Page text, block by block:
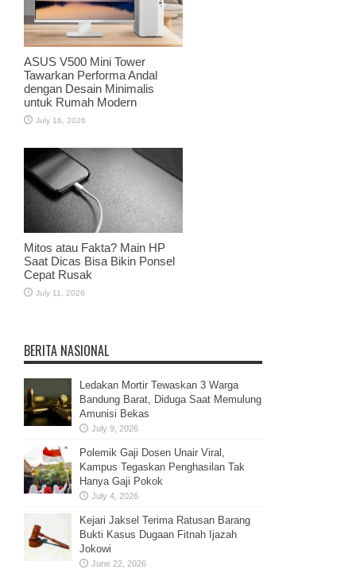
ASUS V500 Mini Tower
Tawarkan Performa Andal
dengan Desain Minimalis
untuk Rumah Modern
July 16, 2026
Mitos atau Fakta? Main HP
Saat Dicas Bisa Bikin Ponsel
Cepat Rusak
July 11, 2026
BERITA NASIONAL
Ledakan Mortir Tewaskan 3 Warga
Bandung Barat, Diduga Saat Memulung
Amunisi Bekas
July 9, 2026
Polemik Gaji Dosen Unair Viral,
Kampus Tegaskan Penghasilan Tak
Hanya Gaji Pokok
July 4, 2026
Kejari Jaksel Terima Ratusan Barang
Bukti Kasus Dugaan Fitnah Ijazah
Jokowi
June 22, 2026